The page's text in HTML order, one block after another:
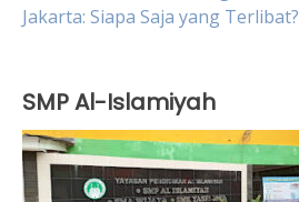
Jakarta: Siapa Saja yang Terlibat?
SMP Al-Islamiyah